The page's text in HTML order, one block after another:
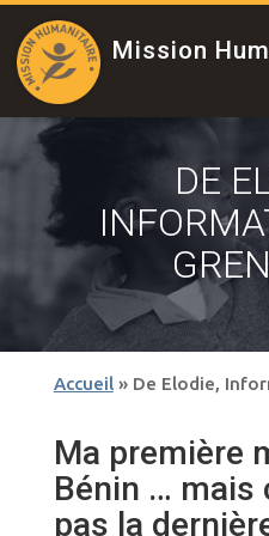
Mission
DE
Accueil» De Elodie,
Ma première
Bénin … mais
pas la